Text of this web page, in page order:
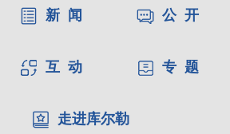
新 闻 公 开
互 动 专 题
走进库尔勒